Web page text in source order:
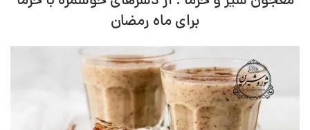
برای ماه رمضان